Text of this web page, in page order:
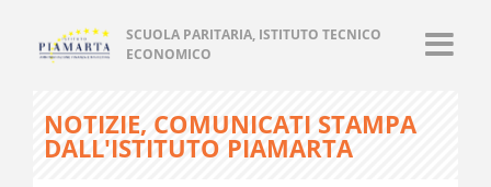
SCUOLA PARITARIA, ISTITUTO TECNICO
ECONOMICO
NOTIZIE, COMUNICATI STAMPA
DALL'ISTITUTO PIAMARTA